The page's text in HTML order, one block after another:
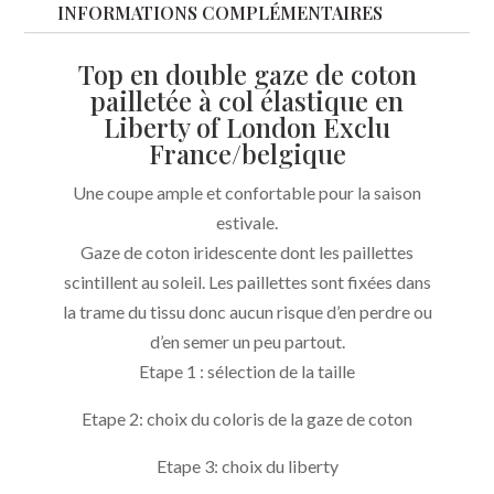
France/Belgique
INFORMATIONS COMPLÉMENTAIRES
Top en double gaze de coton
pailletée à col élastique en
Liberty of London Exclu
France/belgique
Une coupe ample et confortable pour la saison
estivale.
Gaze de coton iridescente dont les paillettes
scintillent au soleil. Les paillettes sont fixées dans
la trame du tissu donc aucun risque d’en perdre ou
d’en semer un peu partout.
Etape 1 : sélection de la taille
Etape 2: choix du coloris de la gaze de coton
Etape 3: choix du liberty